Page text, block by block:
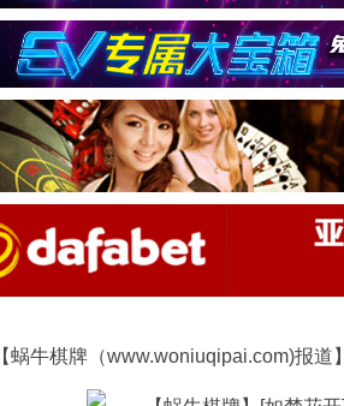
【蜗牛棋牌（www.woniuqipai.com)报道】